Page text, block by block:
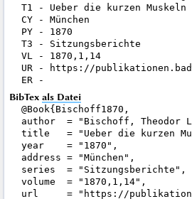
T1 - Ueber die kurzen Muskeln
CY - München
PY - 1870
T3 - Sitzungsberichte
VL - 1870,1,14
UR - https://
BibTex als Datei
@Book{Bischoff1870,
author  = "Bischoff, Theodor
title   = "Ueber die kurzen
year    = "1870",
address = "München",
series  = "Sitzungsberichte",
volume  = "1870,1,14",
url     = "https://